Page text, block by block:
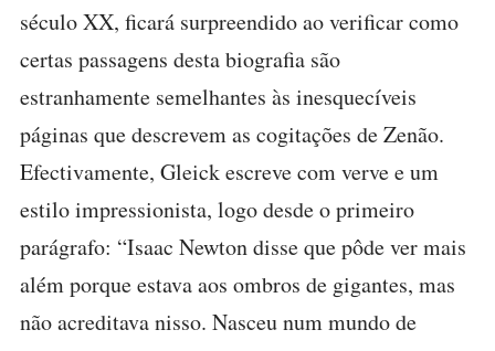
século XX, ficará surpreendido ao verificar como
certas passagens desta biografia são
estranhamente semelhantes às inesquecíveis
páginas que descrevem as cogitações de Zenão.
Efectivamente, Gleick escreve com verve e um
estilo impressionista, logo desde o primeiro
parágrafo: “Isaac Newton disse que pôde ver mais
além porque estava aos ombros de gigantes, mas
não acreditava nisso. Nasceu num mundo de